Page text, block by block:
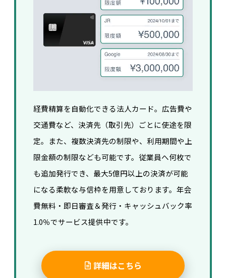
経費精算を自動化できる法人カード。広告費や
交通費など、決済先（取引先）ごとに使途を限
定。また、複数決済先の制限や、利用期間や上
限金額の制限なども可能です。 従業員へ何枚で
も追加発行でき、 最大5億円以上の決済が可能
になる柔軟な与信枠を用意しております。 年会
費無料・即日審査＆発行・キャッシュバック率
1.0％でサービス提供中です。
詳細はこちら